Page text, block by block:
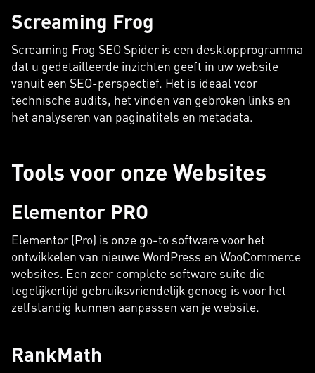
Screaming Frog
Screaming Frog SEO Spider is een desktopprogramma
dat u gedetailleerde inzichten geeft in uw website
vanuit een SEO-perspectief. Het is ideaal voor
technische audits, het vinden van gebroken links en
het analyseren van paginatitels en metadata.
Tools voor onze Websites
Elementor PRO
Elementor (Pro) is onze go-to software voor het
ontwikkelen van nieuwe WordPress en WooCommerce
websites. Een zeer complete software suite die
tegelijkertijd gebruiksvriendelijk genoeg is voor het
zelfstandig kunnen aanpassen van je website.
RankMath